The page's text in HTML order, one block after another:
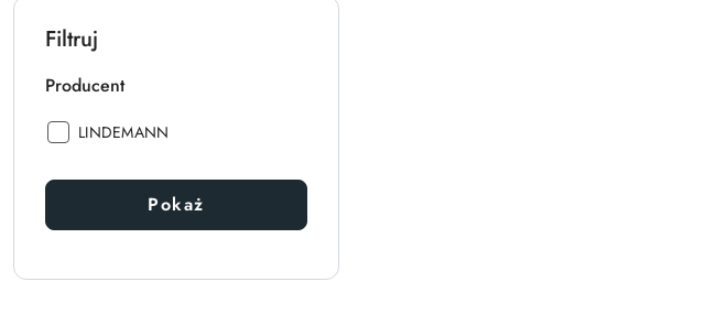
Filtruj
Producent
Producent:
LINDEMANN
Pokaż